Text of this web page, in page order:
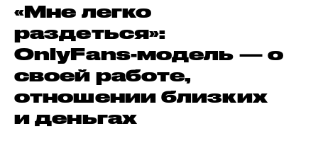
«Мне легко
раздеться»:
OnlyFans-модель — о
своей работе,
отношении близких
и деньгах